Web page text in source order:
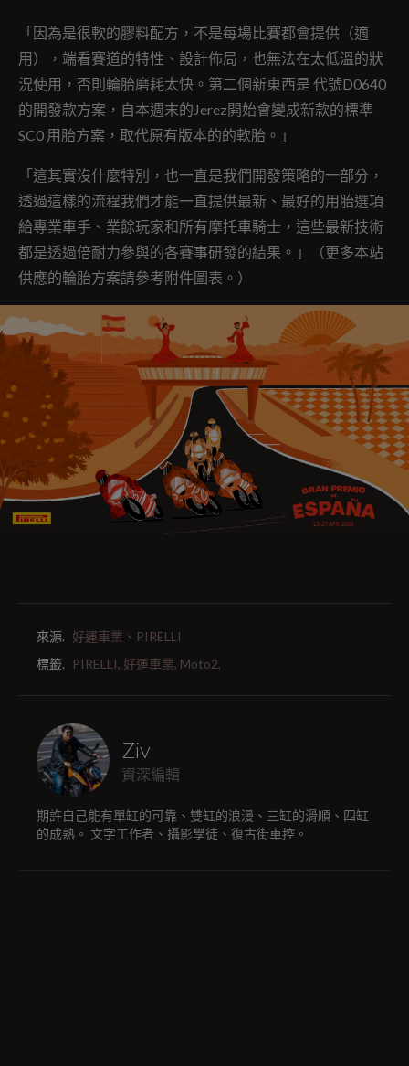
「因為是很軟的膠料配方，不是每場比賽都會提供（適
用），端看賽道的特性、設計佈局，也無法在太低溫的狀
況使用，否則輪胎磨耗太快。第二個新東西是 代號D0640
的開發款方案，自本週末的Jerez開始會變成新款的標準
SC0 用胎方案，取代原有版本的的軟胎。」
「這其實沒什麼特別，也一直是我們開發策略的一部分，
透過這樣的流程我們才能一直提供最新、最好的用胎選項
給專業車手、業餘玩家和所有摩托車騎士，這些最新技術
都是透過倍耐力參與的各賽事研發的結果。」（更多本站
供應的輪胎方案請參考附件圖表。）
來源. 好運車業、PIRELLI
標籤.
PIRELLI, 好運車業, Moto2,
Ziv
資深編輯
期許自己能有單缸的可靠、雙缸的浪漫、三缸的滑順、四缸
的成熟。 文字工作者、攝影學徒、復古街車控。